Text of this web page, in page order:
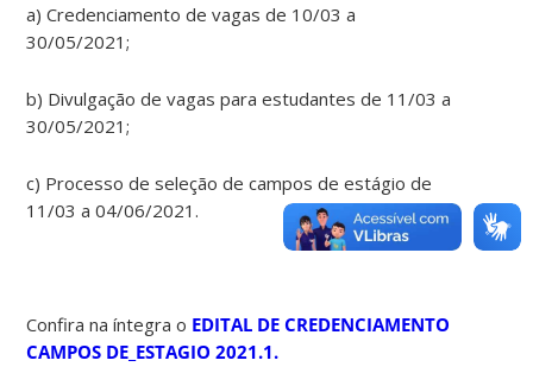
a) Credenciamento de vagas de 10/03 a
30/05/2021;
b) Divulgação de vagas para estudantes de 11/03 a
30/05/2021;
c) Processo de seleção de campos de estágio de
11/03 a 04/06/2021.
Confira na íntegra o EDITAL DE CREDENCIAMENTO
CAMPOS DE_ESTAGIO 2021.1.